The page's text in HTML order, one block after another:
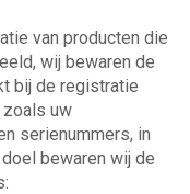
van producten die
wij bewaren de
bij de registratie
uw
serienummers, in
bewaren wij de